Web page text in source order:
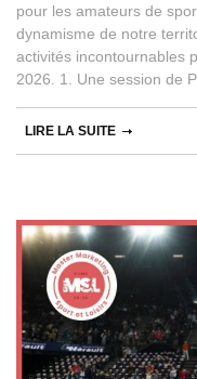
pour les amateurs de
dynamisme de notre
activités incontournables
2026. 1. Une session de
LIRE LA SUITE